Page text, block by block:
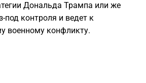
Дональда Трампа или же
под контроля и ведет к
военному конфликту.